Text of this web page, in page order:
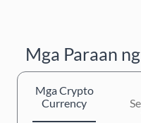
Mga Paraan
Mga Crypto
Currency